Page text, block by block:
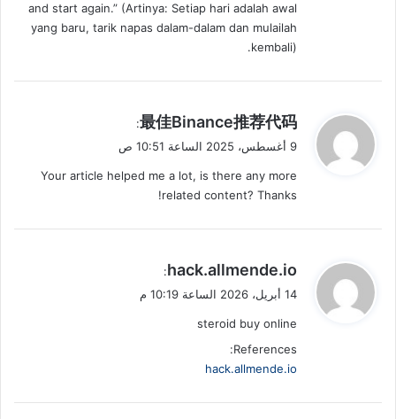
and start again.” (Artinya: Setiap hari adalah awal
yang baru, tarik napas dalam-dalam dan mulailah
kembali).
ي
ق
ل
最佳Binance推荐代码
:
9 أغسطس، 2025 الساعة 10:51 ص
Your article helped me a lot, is there any more
related content? Thanks!
ي
ق
ل
hack.allmende.io
:
14 أبريل، 2026 الساعة 10:19 م
steroid buy online
References:
hack.allmende.io